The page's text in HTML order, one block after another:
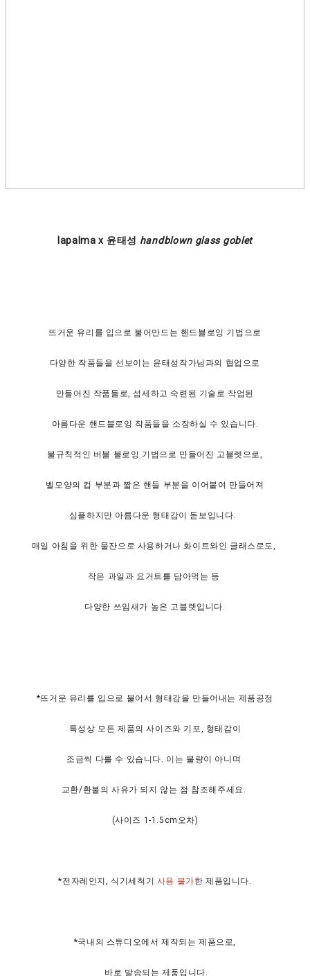
lapalma x 윤태성 handblown glass goblet
뜨거운 유리를 입으로 불어만드는 핸드블로잉 기법으로
다양한 작품들을 선보이는 윤태성작가님과의 협업으로
만들어진 작품들로, 섬세하고 숙련된 기술로 작업된
아름다운 핸드블로잉 작품들을 소장하실 수 있습니다.
불규칙적인 버블 블로잉 기법으로 만들어진 고블렛으로,
벨모양의 컵 부분과 짧은 핸들 부분을 이어붙여 만들어져
심플하지만 아름다운 형태감이 돋보입니다.
매일 아침을 위한 물잔으로 사용하거나 화이트와인 글래스로도,
작은 과일과 요거트를 담아먹는 등
다양한 쓰임새가 높은 고블렛입니다.
*뜨거운 유리를 입으로 불어서 형태감을 만들어내는 제품공정
특성상 모든 제품의 사이즈와 기포, 형태감이
조금씩 다를 수 있습니다. 이는 불량이 아니며
교환/환불의 사유가 되지 않는 점 참조해주세요.
(사이즈 1-1.5cm오차)
*전자레인지, 식기세척기 사용 불가한 제품입니다.
*국내의 스튜디오에서 제작되는 제품으로,
바로 발송되는 제품입니다.